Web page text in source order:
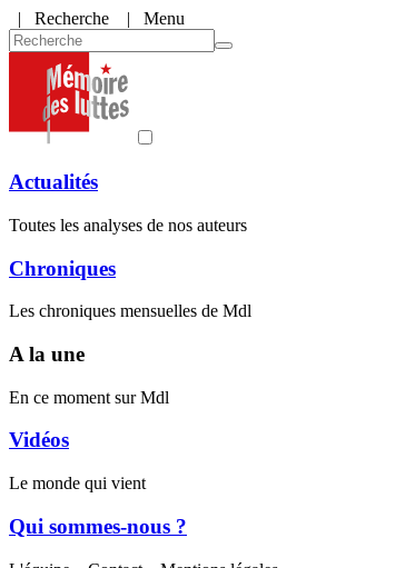
| Recherche | Menu
Actualités
Toutes les analyses de nos auteurs
Chroniques
Les chroniques mensuelles de Mdl
A la une
En ce moment sur Mdl
Vidéos
Le monde qui vient
Qui sommes-nous ?